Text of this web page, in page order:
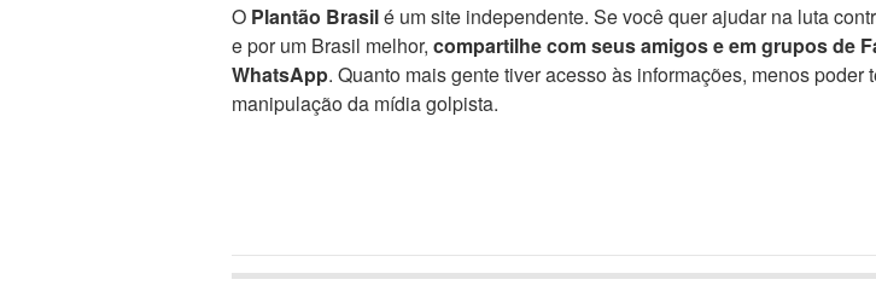
O Plantão Brasilé um site independente. Se você quer ajudar na luta
e por um Brasil melhor, compartilhe com seus amigos e em grupos de
WhatsApp. Quanto mais gente tiver acesso às informações, menos poder
manipulação da mídia golpista.